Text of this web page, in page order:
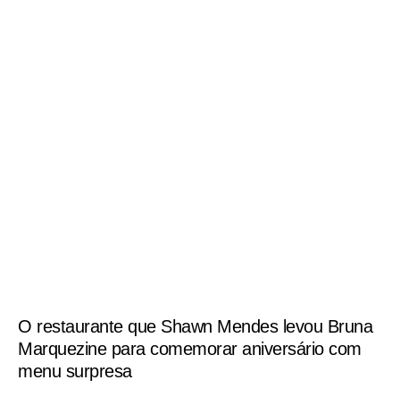
O restaurante que Shawn Mendes levou Bruna
Marquezine para comemorar aniversário com
menu surpresa